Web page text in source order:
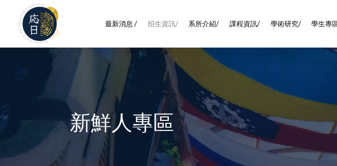
最新消息 / 招生資訊/ 系所介紹/ 課程資訊/ 學術研究/ 學生專
新鮮人專區